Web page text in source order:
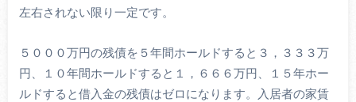
左右されない限り一定です。
５０００万円の残債を５年間ホールドすると３，３３３万
円、１０年間ホールドすると１，６６６万円、１５年ホー
ルドすると借入金の残債はゼロになります。入居者の家賃